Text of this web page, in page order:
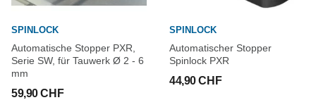
SPINLOCK
Automatische Stopper PXR,
Serie SW, für Tauwerk Ø 2 - 6
mm
59,90 CHF
SPINLOCK
Automatischer Stopper
Spinlock PXR
44,90 CHF